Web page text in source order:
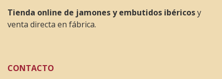
Tienda online de jamones y embutidos ibéricosy
venta directa en fábrica.
CONTACTO